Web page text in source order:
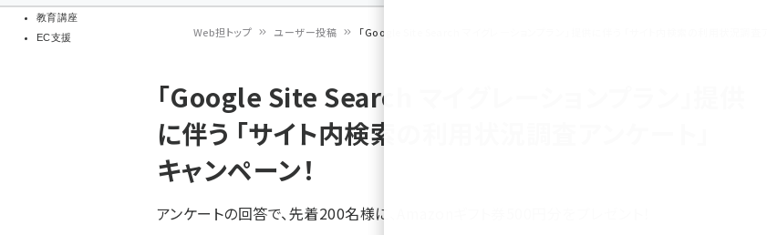
教育講座
EC支援
ン
く
ず
Web担トップ ユーザー投稿 「Google Site Search マイグレーションプラン」提供に伴う 「サイト内検索の利用状況調査ア
「Google Site Search マイグレーションプラン」提供
に伴う 「サイト内検索の利用状況調査アンケート」
キャンペーン！
アンケートの回答で、先着200名様に、Amazonギフト券500円分をプレゼント！